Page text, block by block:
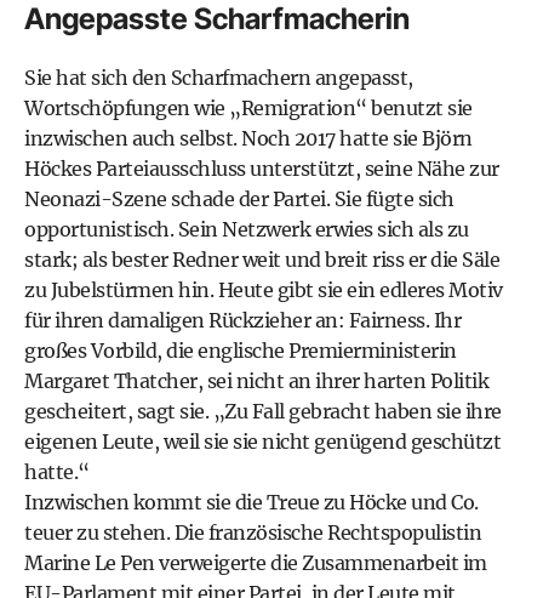
Angepasste Scharfmacherin
Sie hat sich den Scharfmachern angepasst,
Wortschöpfungen wie „Remigration“ benutzt sie
inzwischen auch selbst. Noch 2017 hatte sie Björn
Höckes Parteiausschluss unterstützt, seine Nähe zur
Neonazi-Szene schade der Partei. Sie fügte sich
opportunistisch. Sein Netzwerk erwies sich als zu
stark; als bester Redner weit und breit riss er die Säle
zu Jubelstürmen hin. Heute gibt sie ein edleres Motiv
für ihren damaligen Rückzieher an: Fairness. Ihr
großes Vorbild, die englische Premierministerin
Margaret Thatcher, sei nicht an ihrer harten Politik
gescheitert, sagt sie. „Zu Fall gebracht haben sie ihre
eigenen Leute, weil sie sie nicht genügend geschützt
hatte.“
Inzwischen kommt sie die Treue zu Höcke und Co.
teuer zu stehen. Die französische Rechtspopulistin
Marine Le Pen verweigerte die Zusammenarbeit im
EU-Parlament mit einer Partei, in der Leute mit